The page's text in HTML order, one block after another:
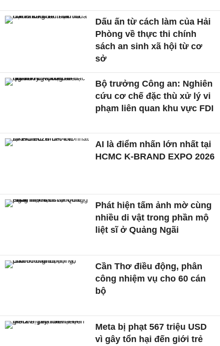
Dấu ấn từ cách làm của Hải
Phòng về thực thi chính
sách an sinh xã hội từ cơ
sở
Bộ trưởng Công an: Nghiên
cứu cơ chế đặc thù xử lý vi
phạm liên quan khu vực FDI
AI là điểm nhấn lớn nhất tại
HCMC K-BRAND EXPO 2026
Phát hiện tấm ảnh mờ cùng
nhiều di vật trong phần mộ
liệt sĩ ở Quảng Ngãi
Cần Thơ điều động, phân
công nhiệm vụ cho 60 cán
bộ
Meta bị phạt 567 triệu USD
vì gây tổn hại đến giới trẻ